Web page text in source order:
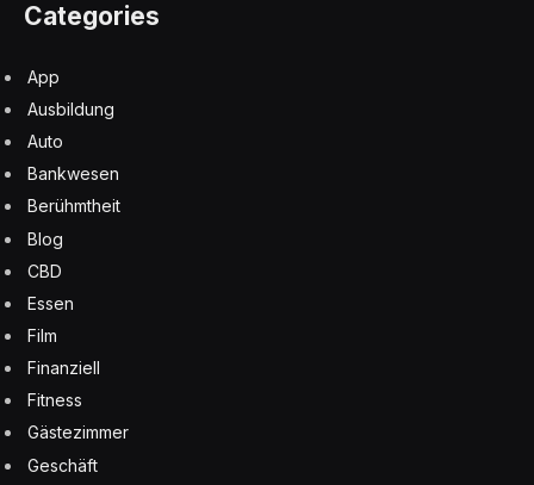
Categories
App
Ausbildung
Auto
Bankwesen
Berühmtheit
Blog
CBD
Essen
Film
Finanziell
Fitness
Gästezimmer
Geschäft